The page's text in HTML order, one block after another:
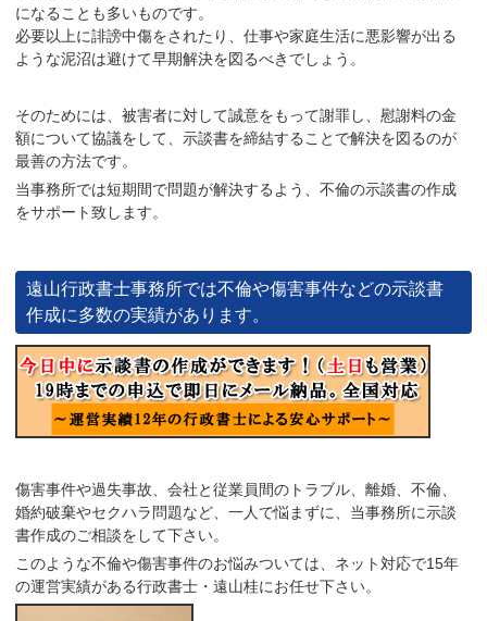
になることも多いものです。
必要以上に誹謗中傷をされたり、仕事や家庭生活に悪影響が出る
ような泥沼は避けて早期解決を図るべきでしょう。
そのためには、被害者に対して誠意をもって謝罪し
、慰謝料の金
額について協議をして、示談書を締結することで解決を図るのが
最善の方法です。
当事務所では短期間で問題が解決するよう、不倫の示談書の作成
をサポート致します。
遠山行政書士事務所では不倫や傷害事件などの示談書
作成に多数の実績があります。
傷害事件や過失事故、会社と従業員間のトラブル、離婚、不倫、
婚約破棄やセクハラ問題など、一人で悩まずに、当事務所に示談
書作成のご相談をして下さい。
このような不倫や傷害事件のお悩みついては、ネット対応で15年
の運営実績がある行政書士・遠山桂にお任せ下さい。